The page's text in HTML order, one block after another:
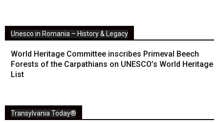
Unesco in Romania – History & Legacy
World Heritage Committee inscribes Primeval Beech
Forests of the Carpathians on UNESCO’s World Heritage
List
Transylvania Today®